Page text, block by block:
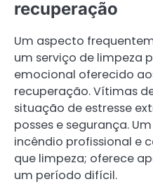
recuperação
Um aspecto
um serviço de limpeza
emocional oferecido
recuperação. Vítimas
situação de estresse
posses e segurança.
incêndio profissional e
que limpeza; oferece
um período difícil.